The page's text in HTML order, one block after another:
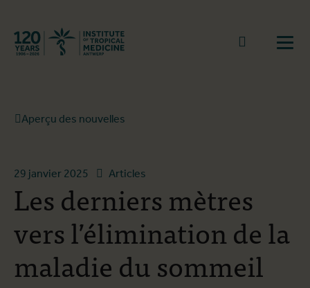
Retourner à la page d'accueil
go to
Aperçu des nouvelles
29 janvier 2025 Articles
Les derniers mètres
vers l’élimination de la
maladie du sommeil